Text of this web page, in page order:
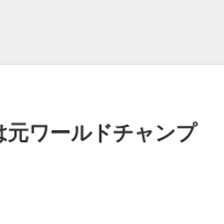
ワールドチャンプ